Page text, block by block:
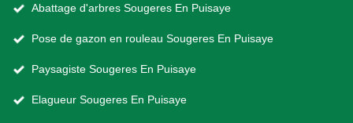
Abattage d'arbres Sougeres En Puisaye
Pose de gazon en rouleau Sougeres En Puisaye
Paysagiste Sougeres En Puisaye
Elagueur Sougeres En Puisaye